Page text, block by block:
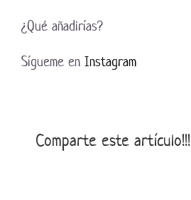
¿Qué añadirías?
Sígueme en Instagram
Comparte este artículo!!!